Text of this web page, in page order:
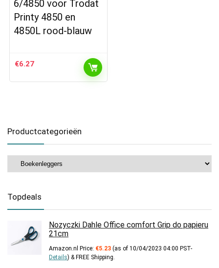
6/4850 voor Trodat
Printy 4850 en
4850L rood-blauw
€6.27
Productcategorieën
Topdeals
Nozyczki Dahle Office comfort Grip do papieru
21cm
Amazon.nl Price: €5.23 (as of 10/04/2023 04:00 PST-
Details) & FREE Shipping.